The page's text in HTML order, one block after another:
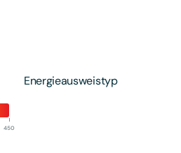
450
Energieausweistyp